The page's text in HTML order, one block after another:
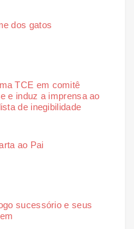
dos gatos
TCE em comitê
e induz a imprensa ao
de inegibilidade
ao Pai
sucessório e seus